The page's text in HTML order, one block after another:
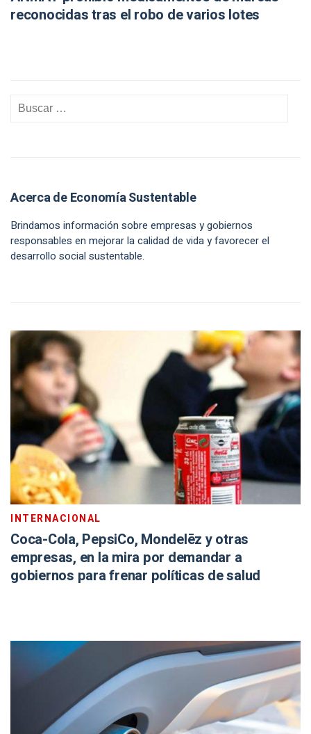
reconocidas tras el robo de varios lotes
Acerca de Economía Sustentable
Brindamos información sobre empresas y gobiernos
responsables en mejorar la calidad de vida y favorecer el
desarrollo social sustentable.
INTERNACIONAL
Coca-Cola, PepsiCo, Mondelēz y otras
empresas, en la mira por demandar a
gobiernos para frenar políticas de salud